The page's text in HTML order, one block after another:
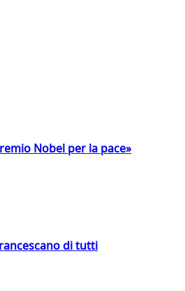
Nobel per la pace»
di tutti